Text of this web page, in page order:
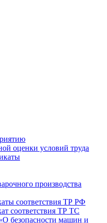
оценки условий труда
производства
соответствия ТР РФ
соответствия ТР ТС
безопасности машин и